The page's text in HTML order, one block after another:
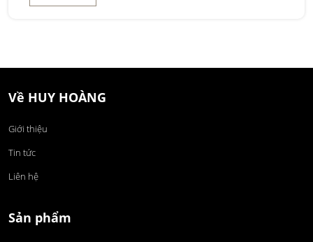
Về HUY HOÀNG
Giới thiệu
Tin tức
Liên hệ
Sản phẩm